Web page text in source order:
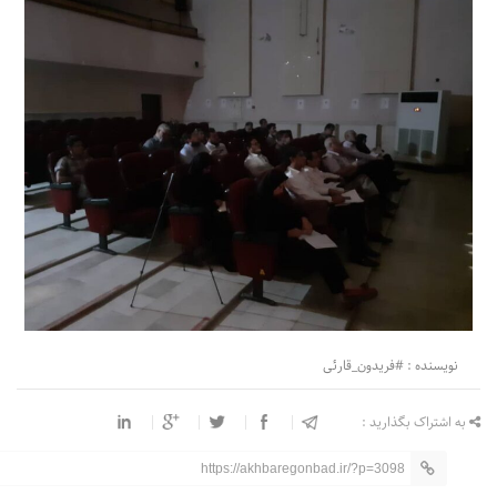
نویسنده : #فریدون_قارئی
به اشتراک بگذارید :
https://akhbaregonbad.ir/?p=3098